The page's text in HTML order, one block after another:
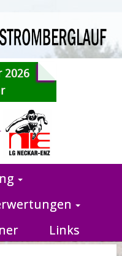
2026
Links